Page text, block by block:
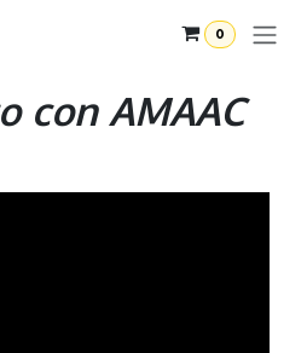
0
con AMAAC